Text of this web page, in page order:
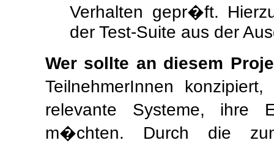
Verhalten gepr�ft.
der Test-Suite aus der
Wer sollte an diesem
TeilnehmerInnen
relevante Systeme, ihre
m�chten. Durch die